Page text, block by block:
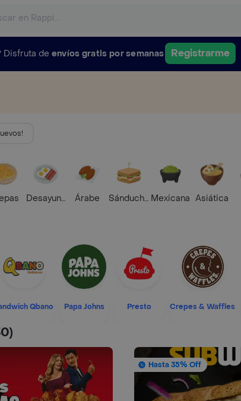
Disfruta de envíos gratis por semanas Registrarme
Desayunos Árabe SánduchesMexicana Asiática
Qbano Papa Johns Presto Crepes & Waffles
Hasta 35% Off